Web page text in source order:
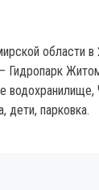
области в
Гидропарк
водохранилище,
дети, парковка.